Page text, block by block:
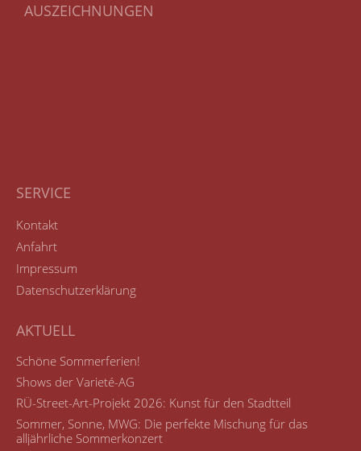
AUSZEICHNUNGEN
SERVICE
Kontakt
Anfahrt
Impressum
Datenschutzerklärung
AKTUELL
Schöne Sommerferien!
Shows der Varieté-AG
RÜ-Street-Art-Projekt 2026: Kunst für den Stadtteil
Sommer, Sonne, MWG: Die perfekte Mischung für das
alljährliche Sommerkonzert